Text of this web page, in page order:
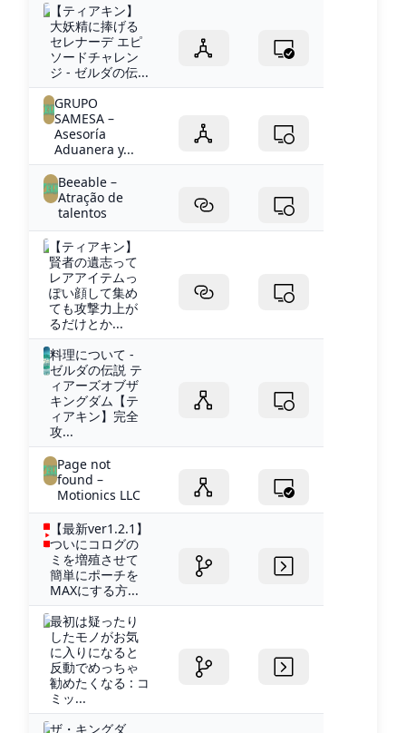
【ティアキン】
大妖精に捧げる
セレナーデ エピ
ソードチャレン
ジ - ゼルダの伝...
GRUPO
SAMESA –
Asesoría
Aduanera y...
Beeable –
Atração de
talentos
【ティアキン】
賢者の遺志って
レアアイテムっ
ぽい顔して集め
ても攻撃力上が
るだけとか...
料理について -
ゼルダの伝説 テ
ィアーズオブザ
キングダム【テ
ィアキン】完全
攻...
Page not
found –
Motionics LLC
【最新ver1.2.1】
ついにコログの
ミを増殖させて
簡単にポーチを
MAXにする方...
最初は疑ったり
したモノがお気
に入りになると
反動でめっちゃ
勧めたくなる : コ
ミッ...
ザ・キングダ